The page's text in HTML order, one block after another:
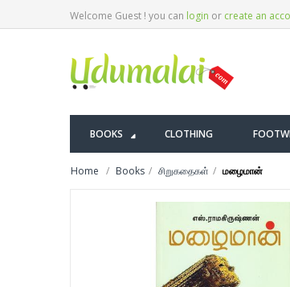
Welcome Guest ! you can login or create an
BOOKS CLOTHING
Home Books சிறுகதைகள் மழைமான்